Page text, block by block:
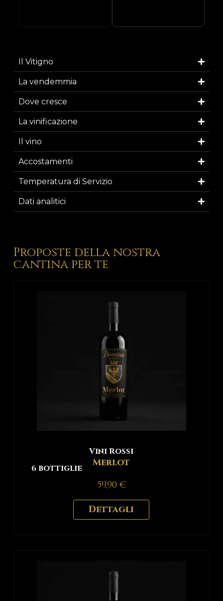
Il Vitigno
La vendemmia
Dove cresce
La vinificazione
Il vino
Accostamenti
Temperatura di Servizio
Dati analitici
Proposte della nostra
cantina per te
Vini Rossi
Merlot
6 bottiglie
59,90 €
Dettagli